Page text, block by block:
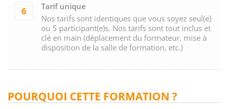
6
Tarif unique
Nos tarifs sont identiques que vous soyez seul(e)
ou 5 participant(e)s. Nos tarifs sont tout inclus et
clé en main (déplacement du formateur, mise à
disposition de la salle de formation, etc.)
POURQUOI CETTE FORMATION ?